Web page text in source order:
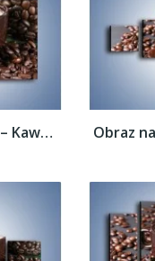
Obraz na płótnie – Kawa w ciemnej...